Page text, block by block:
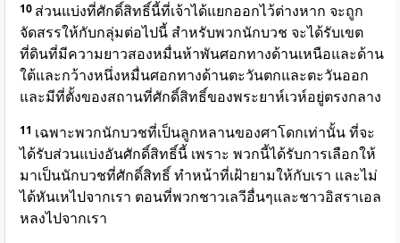
10 ส่วนแบ่งที่ศักดิ์สิทธิ์นี้ที่เจ้าได้แยกออกไว้ต่างหาก จะถูก
จัดสรรให้กับกลุ่มต่อไปนี้ สำหรับพวกนักบวช จะได้รับเขต
ที่ดินที่มีความยาวสองหมื่นห้าพันศอกทางด้านเหนือและด้าน
ใต้และกว้างหนึ่งหมื่นศอกทางด้านตะวันตกและตะวันออก
และมีที่ตั้งของสถานที่ศักดิ์สิทธิ์ของพระยาห์เวห์อยู่ตรงกลาง
11 เฉพาะพวกนักบวชที่เป็นลูกหลานของศาโดกเท่านั้น ที่จะ
ได้รับส่วนแบ่งอันศักดิ์สิทธิ์นี้ เพราะ พวกนี้ได้รับการเลือกให้
มาเป็นนักบวชที่ศักดิ์สิทธิ์ ทำหน้าที่เฝ้ายามให้กับเรา และไม่
ได้หันเหไปจากเรา ตอนที่พวกชาวเลวีอื่นๆและชาวอิสราเอล
หลงไปจากเรา